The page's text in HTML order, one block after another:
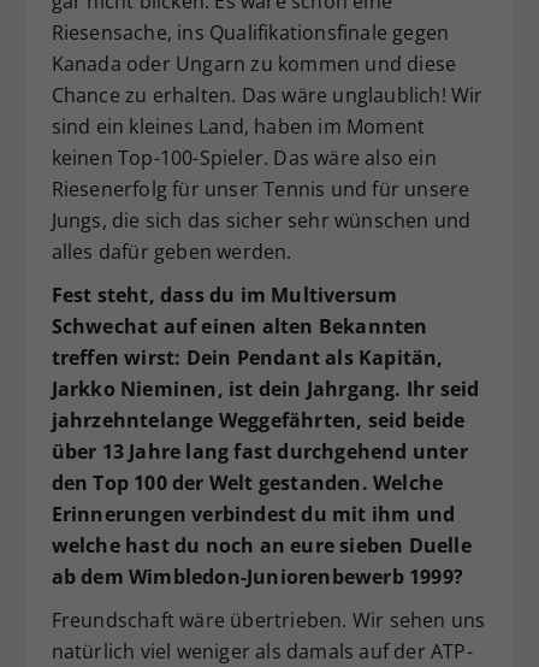
Riesensache, ins Qualifikationsfinale gegen
Kanada oder Ungarn zu kommen und diese
Chance zu erhalten. Das wäre unglaublich! Wir
sind ein kleines Land, haben im Moment
keinen Top-100-Spieler. Das wäre also ein
Riesenerfolg für unser Tennis und für unsere
Jungs, die sich das sicher sehr wünschen und
alles dafür geben werden.
Fest steht, dass du im Multiversum
Schwechat auf einen alten Bekannten
treffen wirst: Dein Pendant als Kapitän,
Jarkko Nieminen, ist dein Jahrgang. Ihr seid
jahrzehntelange Weggefährten, seid beide
über 13 Jahre lang fast durchgehend unter
den Top 100 der Welt gestanden. Welche
Erinnerungen verbindest du mit ihm und
welche hast du noch an eure sieben Duelle
ab dem Wimbledon-Juniorenbewerb 1999?
Freundschaft wäre übertrieben. Wir sehen uns
natürlich viel weniger als damals auf der ATP-